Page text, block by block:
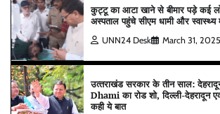
कुट्टू का आटा खाने से बीमार पड़े कई
अस्पताल पहुंचे सीएम धामी और स्वास्थ्य
UNN24 Desk March 31, 2025
उत्‍तराखंड सरकार के तीन साल:
Dhami का रोड शो, दिल्ली-देहरादून
कही ये बात